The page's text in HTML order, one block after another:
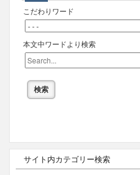
こだわりワード
本文中ワードより検索
サイト内カテゴリー検索